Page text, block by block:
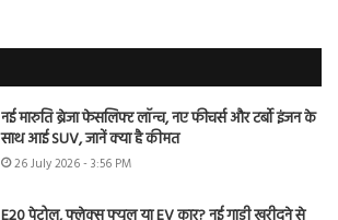
नई मारुति ब्रेजा फेसलिफ्ट लॉन्च, नए फीचर्स और टर्बो इंजन के
साथ आई SUV, जानें क्या है कीमत
26 July 2026 - 3:56 PM